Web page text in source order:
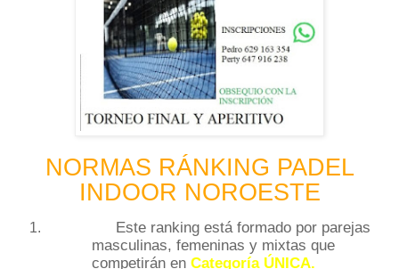
NORMAS RÁNKING PADEL
INDOOR NOROESTE
1.
Este ranking está formado por parejas
masculinas, femeninas y mixtas que
competirán en Categoría ÚNICA.